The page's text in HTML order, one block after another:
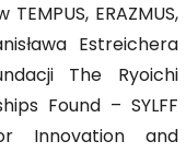
ERAZMUS,
Estreichera
The Ryoichi
Found – SYLFF
Innovation and